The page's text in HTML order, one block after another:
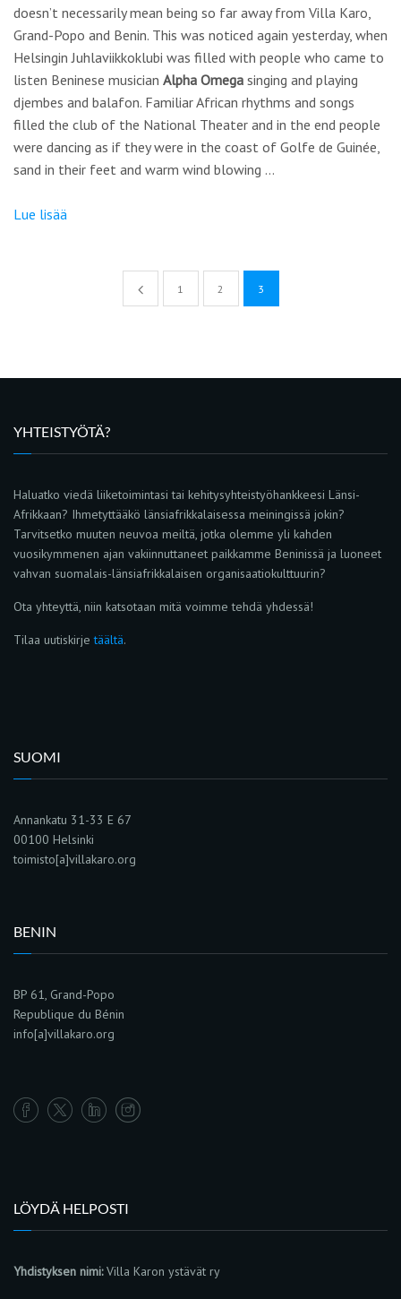
doesn’t necessarily mean being so far away from Villa Karo,
Grand-Popo and Benin. This was noticed again yesterday, when
Helsingin Juhlaviikkoklubi was filled with people who came to
listen Beninese musician Alpha Omega singing and playing
djembes and balafon. Familiar African rhythms and songs
filled the club of the National Theater and in the end people
were dancing as if they were in the coast of Golfe de Guinée,
sand in their feet and warm wind blowing …
Lue lisää
1 2 3
YHTEISTYÖTÄ?
Haluatko viedä liiketoimintasi tai kehitysyhteistyöhankkeesi Länsi-
Afrikkaan? Ihmetyttääkö länsiafrikkalaisessa meiningissä jokin?
Tarvitsetko muuten neuvoa meiltä, jotka olemme yli kahden
vuosikymmenen ajan vakiinnuttaneet paikkamme Beninissä ja luoneet
vahvan suomalais-länsiafrikkalaisen organisaatiokulttuurin?
Ota yhteyttä, niin katsotaan mitä voimme tehdä yhdessä!
Tilaa uutiskirjetäältä.
SUOMI
Annankatu 31-33 E 67
00100 Helsinki
toimisto[a]villakaro.org
BENIN
BP 61, Grand-Popo
Republique du Bénin
info[a]villakaro.org
LÖYDÄ HELPOSTI
Yhdistyksen nimi:Villa Karon ystävät ry